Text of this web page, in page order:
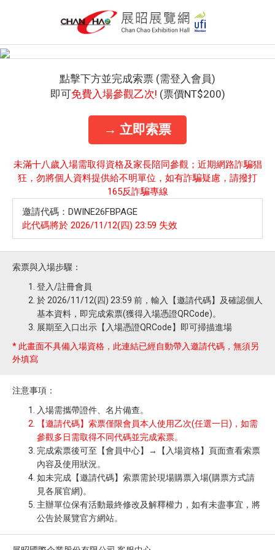
點擊下方並完成索票 (需登入會員)
即可免費入場參觀乙次! (票價NT$200)
→ 立即索票
未滿十八歲入場需取得資格及家長陪同參觀；近期網路詐騙猖
狂，勿將個人資料提供給不明單位，如有詐騙疑慮，請撥打
165反詐騙專線
邀請代碼：DWINE26FBPAGE
此代碼將於 2026/11/12(四) 23:59 失效
索票與入場步驟：
登入/註冊會員
於 2026/11/12(四) 23:59 前，輸入【邀請代碼】及確認個人
基本資料，即完成索票(獲得入場憑證QRCode)。
展期至入口出示【入場憑證QRCode】即可掃描進場
* 此畫面不具備入場資格，此連結已經自動帶入邀請代碼，無須另
外填寫
注意事項：
入場需攜帶證件、名片備查。
【邀請代碼】索票僅限會員本人使用乙次(任選一日)，如需
參觀多日需取得不同代碼並完成索票。
完成索票後可至【會員中心】→【入場資格】頁面查看索票
內容及使用狀況。
如未完成【邀請代碼】索票需於現場購票入場(購票方式請
見各展官網)。
主辦單位保有活動最終修改及解釋權力，如有未盡事宜，將
公告於展覽官方網站。